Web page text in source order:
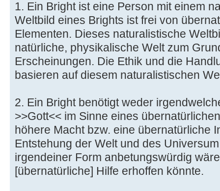
1. Ein Bright ist eine Person mit einem
Weltbild eines Brights ist frei von
Elementen. Dieses naturalistische
natürliche, physikalische Welt zum
Erscheinungen. Die Ethik und die
basieren auf diesem naturalistischen
2. Ein Bright benötigt weder
>>Gott<< im Sinne eines
höhere Macht bzw. eine übernatürliche
Entstehung der Welt und des
irgendeiner Form anbetungswürdig
[übernatürliche] Hilfe erhoffen könnte.